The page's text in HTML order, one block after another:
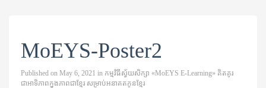
MoEYS-Poster2
Published on May 6, 2021 in កម្មវិធីស្វ័យសិក្សា «MoEYS E-Learning» គិតគូរ
ជាអាទិភាពក្នុងភាពជាខ្មែរ សម្រាប់អនាគតកូនខ្មែរ